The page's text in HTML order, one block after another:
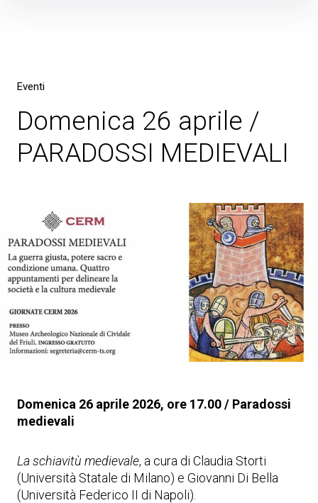
Eventi
Domenica 26 aprile /
PARADOSSI MEDIEVALI
Domenica 26 aprile 2026, ore 17.00 / Paradossi
medievali
La schiavitù medievale, a cura di Claudia Storti
(Università Statale di Milano) e Giovanni Di Bella
(Università Federico II di Napoli).